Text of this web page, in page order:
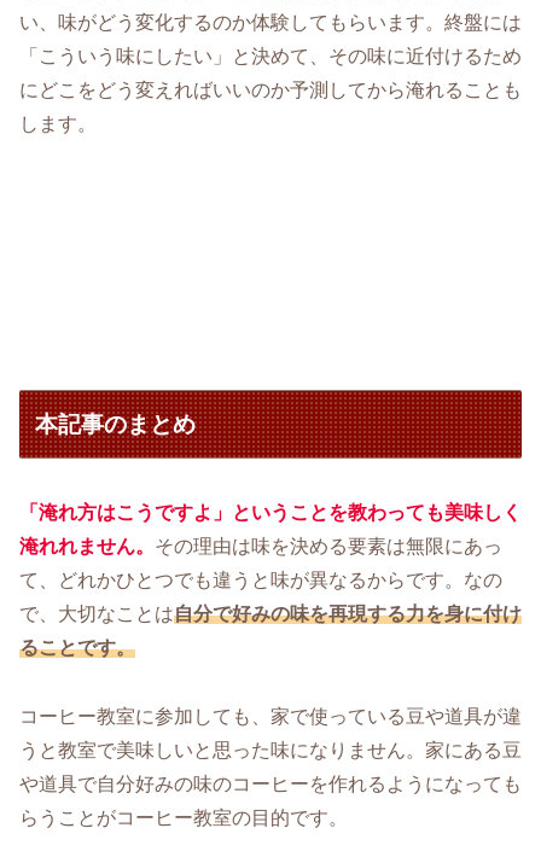
い、味がどう変化するのか体験してもらいます。終盤には
「こういう味にしたい」と決めて、その味に近付けるため
にどこをどう変えればいいのか予測してから淹れることも
します。
本記事のまとめ
「淹れ方はこうですよ」ということを教わっても美味しく
淹れれません。 その理由は味を決める要素は無限にあっ
て、どれかひとつでも違うと味が異なるからです。なの
で、大切なことは自分で好みの味を再現する力を身に付け
ることです。
コーヒー教室に参加しても、家で使っている豆や道具が違
うと教室で美味しいと思った味になりません。家にある豆
や道具で自分好みの味のコーヒーを作れるようになっても
らうことがコーヒー教室の目的です。